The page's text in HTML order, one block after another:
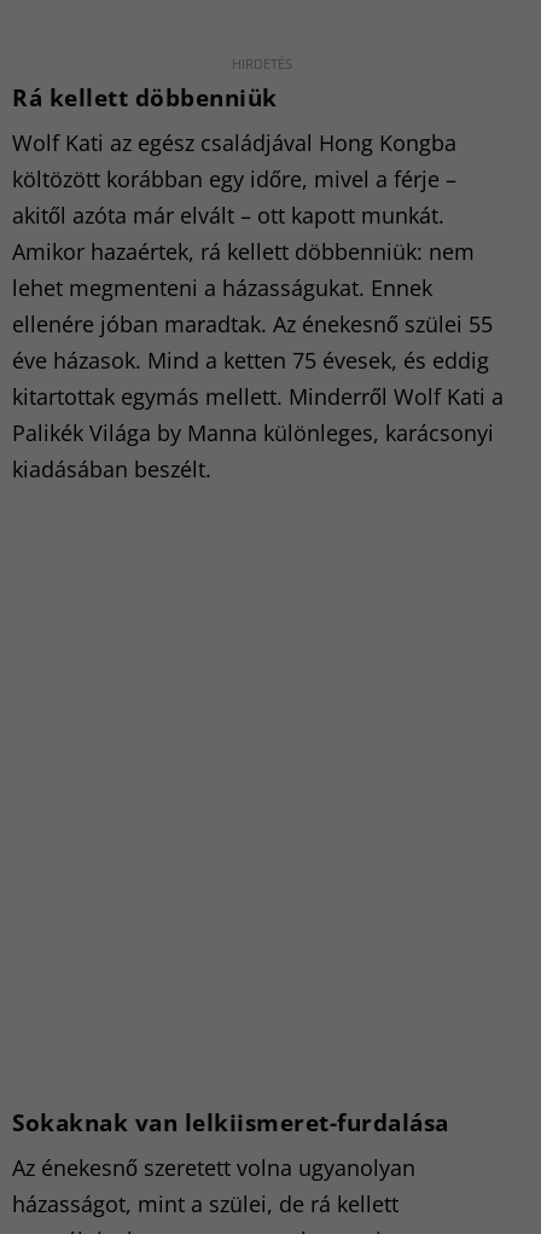
Rá kellett döbbenniük
Wolf Kati az egész családjával Hong Kongba
költözött korábban egy időre, mivel a férje –
akitől azóta már elvált – ott kapott munkát.
Amikor hazaértek, rá kellett döbbenniük: nem
lehet megmenteni a házasságukat. Ennek
ellenére jóban maradtak. Az énekesnő szülei 55
éve házasok. Mind a ketten 75 évesek, és eddig
kitartottak egymás mellett. Minderről Wolf Kati a
Palikék Világa by Manna különleges, karácsonyi
kiadásában beszélt.
Sokaknak van lelkiismeret-furdalása
Az énekesnő szeretett volna ugyanolyan
házasságot, mint a szülei, de rá kellett